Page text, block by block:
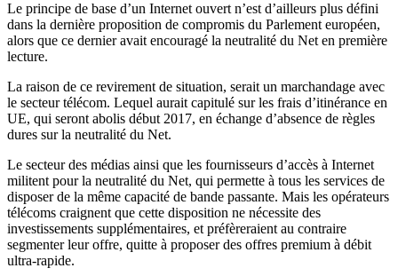
Le principe de base d’un Internet ouvert n’est d’ailleurs plus défini
dans la dernière proposition de compromis du Parlement européen,
alors que ce dernier avait encouragé la neutralité du Net en première
lecture.
La raison de ce revirement de situation, serait un marchandage avec
le secteur télécom. Lequel aurait capitulé sur les frais d’itinérance en
UE, qui seront abolis début 2017, en échange d’absence de règles
dures sur la neutralité du Net.
Le secteur des médias ainsi que les fournisseurs d’accès à Internet
militent pour la neutralité du Net, qui permette à tous les services de
disposer de la même capacité de bande passante. Mais les opérateurs
télécoms craignent que cette disposition ne nécessite des
investissements supplémentaires, et préfèreraient au contraire
segmenter leur offre, quitte à proposer des offres premium à débit
ultra-rapide.